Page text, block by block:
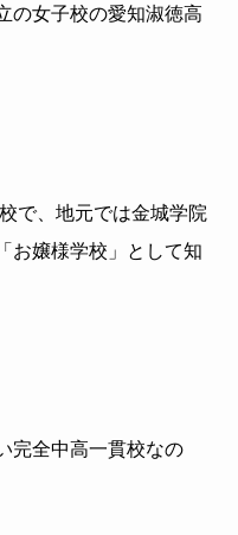
の女子校の愛知淑徳高
で、地元では金城学院
お嬢様学校」として知
完全中高一貫校なの